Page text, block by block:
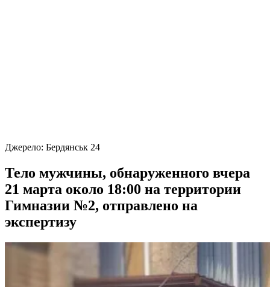
Джерело: Бердянськ 24
Тело мужчины, обнаруженного вчера
21 марта около 18:00 на территории
Гимназии №2, отправлено на
экспертизу